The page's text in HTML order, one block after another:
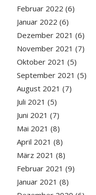
Februar 2022 (6)
Januar 2022 (6)
Dezember 2021 (6)
November 2021 (7)
Oktober 2021 (5)
September 2021 (5)
August 2021 (7)
Juli 2021 (5)
Juni 2021 (7)
Mai 2021 (8)
April 2021 (8)
März 2021 (8)
Februar 2021 (9)
Januar 2021 (8)